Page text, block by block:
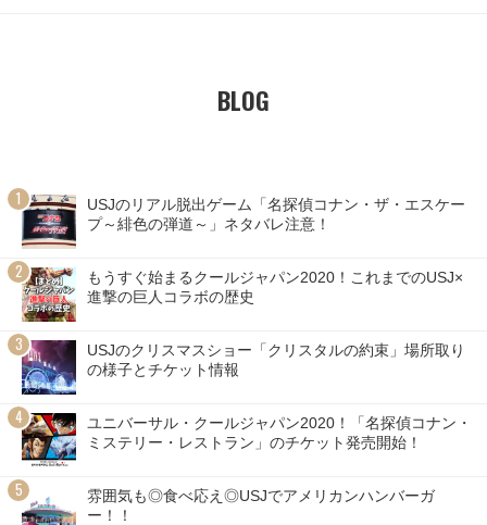
BLOG
USJのリアル脱出ゲーム「名探偵コナン・ザ・エスケー
プ～緋色の弾道～」ネタバレ注意！
もうすぐ始まるクールジャパン2020！これまでのUSJ×
進撃の巨人コラボの歴史
USJのクリスマスショー「クリスタルの約束」場所取り
の様子とチケット情報
ユニバーサル・クールジャパン2020！「名探偵コナン・
ミステリー・レストラン」のチケット発売開始！
雰囲気も◎食べ応え◎USJでアメリカンハンバーガ
ー！！